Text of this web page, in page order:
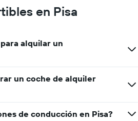
en Pisa
alquilar un
un coche de alquiler
de conducción en Pisa?